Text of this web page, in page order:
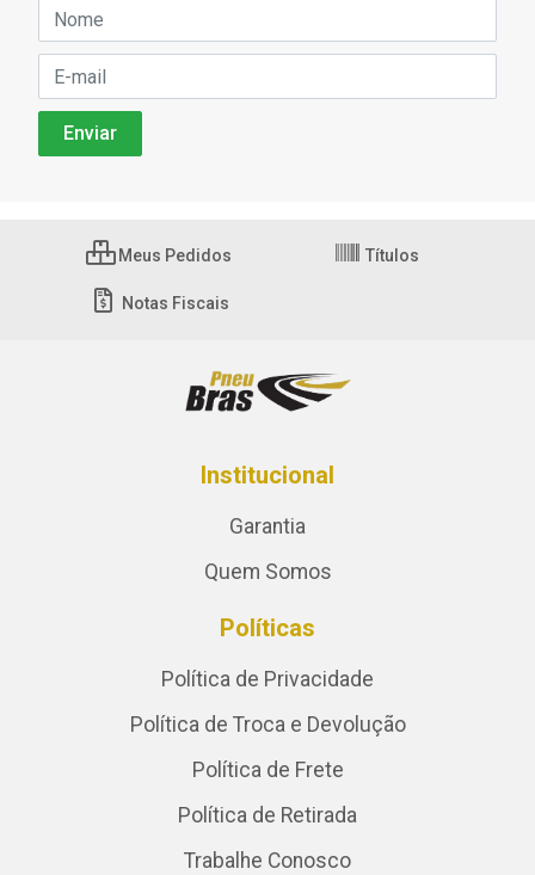
Meus Pedidos Títulos
Notas Fiscais
Institucional
Garantia
Quem Somos
Políticas
Política de Privacidade
Política de Troca e Devolução
Política de Frete
Política de Retirada
Trabalhe Conosco